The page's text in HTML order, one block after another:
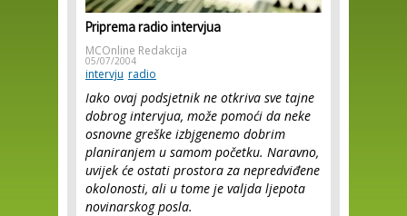
Priprema radio intervjua
MCOnline Redakcija
05/07/2004
intervju radio
Iako ovaj podsjetnik ne otkriva sve tajne
dobrog intervjua, može pomoći da neke
osnovne greške izbjgenemo dobrim
planiranjem u samom početku. Naravno,
uvijek će ostati prostora za nepredviđene
okolonosti, ali u tome je valjda ljepota
novinarskog posla.